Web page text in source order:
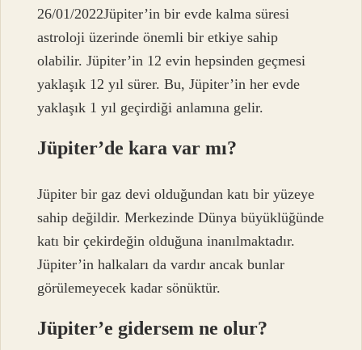
26/01/2022Jüpiter’in bir evde kalma süresi
astroloji üzerinde önemli bir etkiye sahip
olabilir. Jüpiter’in 12 evin hepsinden geçmesi
yaklaşık 12 yıl sürer. Bu, Jüpiter’in her evde
yaklaşık 1 yıl geçirdiği anlamına gelir.
Jüpiter’de kara var mı?
Jüpiter bir gaz devi olduğundan katı bir yüzeye
sahip değildir. Merkezinde Dünya büyüklüğünde
katı bir çekirdeğin olduğuna inanılmaktadır.
Jüpiter’in halkaları da vardır ancak bunlar
görülemeyecek kadar sönüktür.
Jüpiter’e gidersem ne olur?